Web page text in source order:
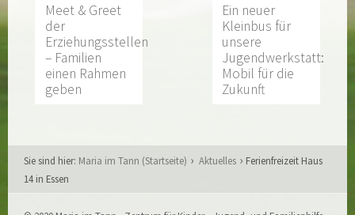
Meet & Greet
der
Erziehungsstellen
– Familien
einen Rahmen
geben
Ein neuer
Kleinbus für
unsere
Jugendwerkstatt:
Mobil für die
Zukunft
Sie sind hier: Maria im Tann (Startseite) Aktuelles
Ferienfreizeit Haus
14 in Essen